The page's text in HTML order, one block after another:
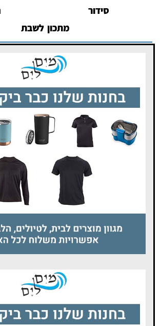
סידור
מתכון לשבת